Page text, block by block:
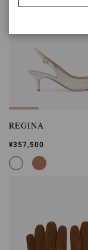
REGINA
¥357,500